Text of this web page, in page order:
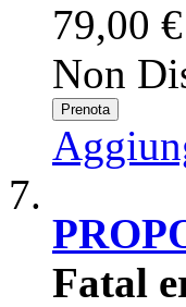
79,00 €
Non
Prenota
Fatal